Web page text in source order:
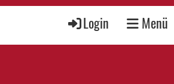
Login Menü